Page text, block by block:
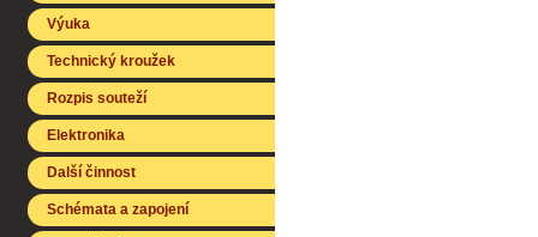
Výuka
Technický kroužek
Rozpis souteží
Elektronika
Další činnost
Schémata a zapojení